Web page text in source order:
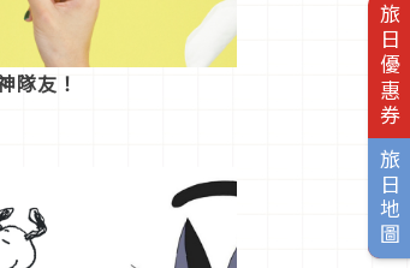
旅日優惠券
旅日地圖
隊友！